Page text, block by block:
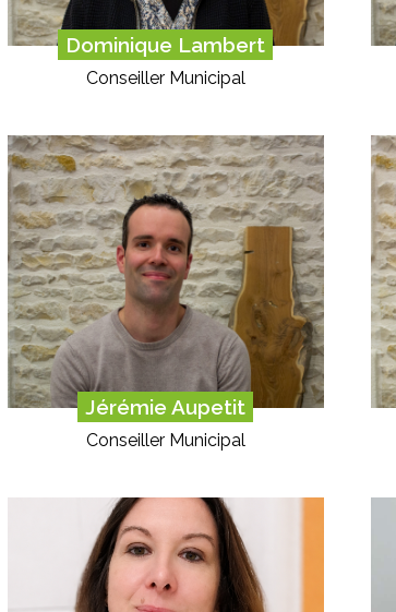
Dominique Lambert
Conseiller Municipal
Jérémie Aupetit
Conseiller Municipal